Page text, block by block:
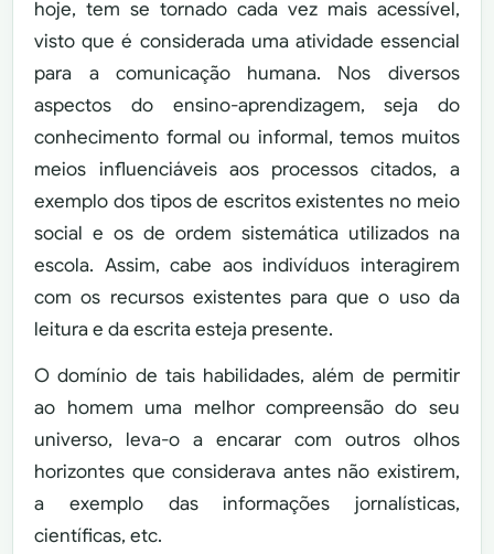
hoje, tem se tornado cada vez mais acessível,
visto que é considerada uma atividade essencial
para a comunicação humana. Nos diversos
aspectos do ensino-aprendizagem, seja do
conhecimento formal ou informal, temos muitos
meios influenciáveis aos processos citados, a
exemplo dos tipos de escritos existentes no meio
social e os de ordem sistemática utilizados na
escola. Assim, cabe aos indivíduos interagirem
com os recursos existentes para que o uso da
leitura e da escrita esteja presente.
O domínio de tais habilidades, além de permitir
ao homem uma melhor compreensão do seu
universo, leva-o a encarar com outros olhos
horizontes que considerava antes não existirem,
a exemplo das informações jornalísticas,
científicas, etc.